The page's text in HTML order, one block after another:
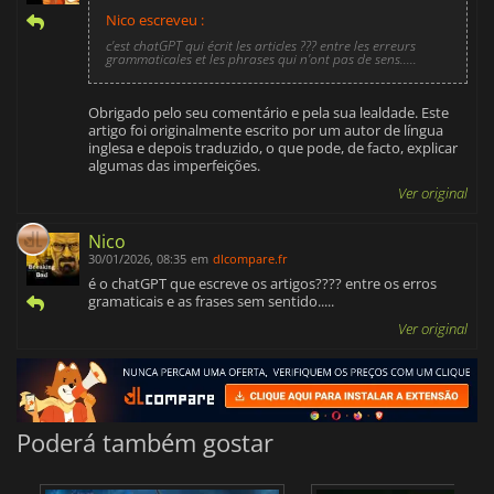
Nico escreveu :
c'est chatGPT qui écrit les articles ??? entre les erreurs
grammaticales et les phrases qui n'ont pas de sens.....
Obrigado pelo seu comentário e pela sua lealdade. Este
artigo foi originalmente escrito por um autor de língua
inglesa e depois traduzido, o que pode, de facto, explicar
algumas das imperfeições.
Ver original
Nico
30/01/2026, 08:35 em dlcompare.fr
é o chatGPT que escreve os artigos???? entre os erros
gramaticais e as frases sem sentido.....
Ver original
Poderá também gostar